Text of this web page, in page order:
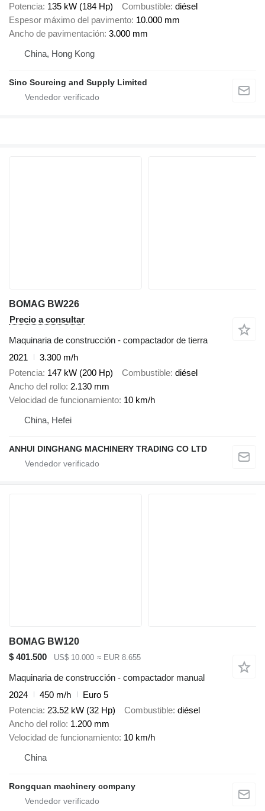
Potencia 135 kW (184 Hp) Combustible diésel
Espesor máximo del pavimento 10.000 mm
Ancho de pavimentación 3.000 mm
China, Hong Kong
Sino Sourcing and Supply Limited
BOMAG BW226
Precio a consultar
Maquinaria de construcción - compactador de tierra
2021
3.300 m/h
Potencia 147 kW (200 Hp) Combustible diésel
Ancho del rollo 2.130 mm
Velocidad de funcionamiento 10 km/h
China, Hefei
ANHUI DINGHANG MACHINERY TRADING CO LTD
BOMAG BW120
$ 401.500
US$ 10.000 ≈ EUR 8.655
Maquinaria de construcción - compactador manual
2024
450 m/h
Euro 5
Potencia 23.52 kW (32 Hp) Combustible diésel
Ancho del rollo 1.200 mm
Velocidad de funcionamiento 10 km/h
China
Rongquan machinery company